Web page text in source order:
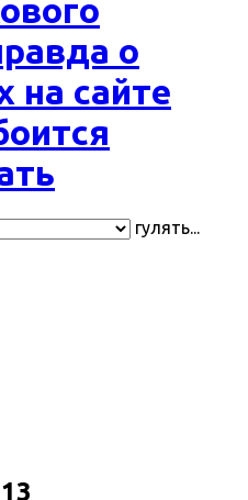
о
на сайте
гулять...